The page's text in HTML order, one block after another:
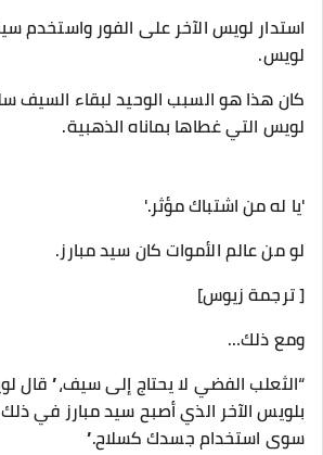
استدار لويس الآخر على الفور واستخدم
لويس.
كان هذا هو السبب الوحيد لبقاء السيف
لويس التي غطاها بماناه الذهبية.
'يا له من اشتباك مؤثر.'
لو من عالم الأموات كان سيد مبارز.
[ ترجمة زيوس]
ومع ذلك…
“الثعلب الفضي لا يحتاج إلى سيف،” قال
بلويس الآخر الذي أصبح سيد مبارز في ذلك
سوى استخدام جسدك كسلاح.”